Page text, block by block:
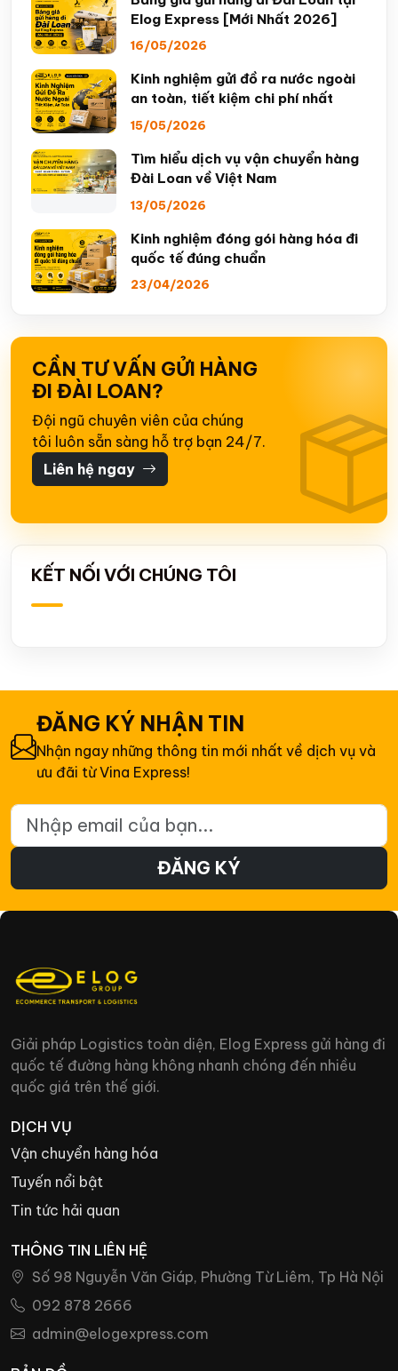
Elog Express [Mới Nhất 2026]
16/05/2026
Kinh nghiệm gửi đồ ra nước ngoài
an toàn, tiết kiệm chi phí nhất
15/05/2026
Tìm hiểu dịch vụ vận chuyển hàng
Đài Loan về Việt Nam
13/05/2026
Kinh nghiệm đóng gói hàng hóa đi
quốc tế đúng chuẩn
23/04/2026
CẦN TƯ VẤN GỬI HÀNG
ĐI ĐÀI LOAN?
Đội ngũ chuyên viên của chúng
tôi luôn sẵn sàng hỗ trợ bạn 24/7.
Liên hệ ngay
KẾT NỐI VỚI CHÚNG TÔI
ĐĂNG KÝ NHẬN TIN
Nhận ngay những thông tin mới nhất về dịch vụ và
ưu đãi từ Vina Express!
Email đăng ký nhận tin
ĐĂNG KÝ
Giải pháp Logistics toàn diện, Elog Express gửi hàng đi
quốc tế đường hàng không nhanh chóng đến nhiều
quốc giá trên thế giới.
DỊCH VỤ
Vận chuyển hàng hóa
Tuyến nổi bật
Tin tức hải quan
THÔNG TIN LIÊN HỆ
Số 98 Nguyễn Văn Giáp, Phường Từ Liêm, Tp Hà Nội
092 878 2666
admin@elogexpress.com